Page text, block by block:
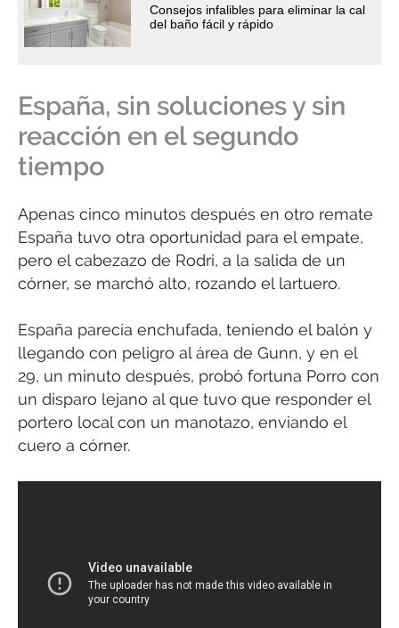
Consejos infalibles para eliminar la cal
del baño fácil y rápido
España, sin soluciones y sin
reacción en el segundo
tiempo
Apenas cinco minutos después en otro remate
España tuvo otra oportunidad para el empate,
pero el cabezazo de Rodri, a la salida de un
córner, se marchó alto, rozando el lartuero.
España parecía enchufada, teniendo el balón y
llegando con peligro al área de Gunn, y en el
29, un minuto después, probó fortuna Porro con
un disparo lejano al que tuvo que responder el
portero local con un manotazo, enviando el
cuero a córner.